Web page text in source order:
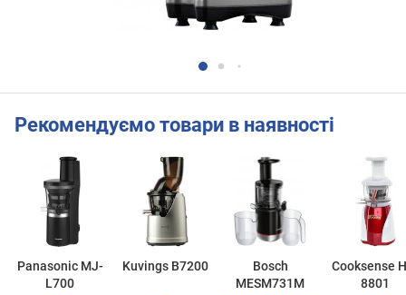
Рекомендуємо товари в наявності
Panasonic MJ-
L700
Kuvings B7200
Bosch
MESM731M
Cooksense
8801